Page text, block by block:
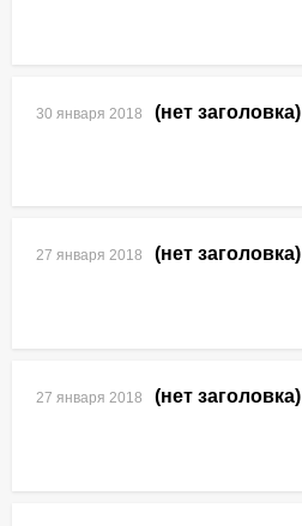
30 января 2018 (нет заголовка)
27 января 2018 (нет заголовка)
27 января 2018 (нет заголовка)